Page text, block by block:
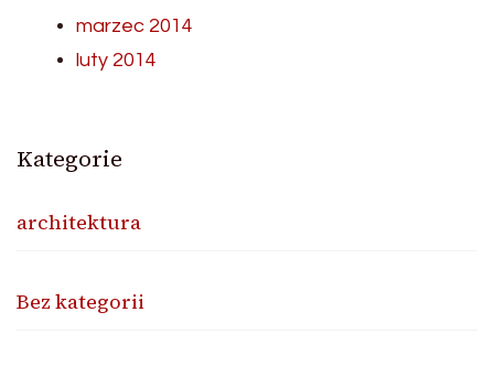
marzec 2014
luty 2014
Kategorie
architektura
Bez kategorii